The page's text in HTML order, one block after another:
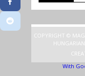
COPYRIGHT ©
With